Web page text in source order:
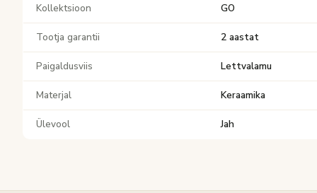
Kollektsioon GO
Tootja garantii 2 aastat
Paigaldusviis Lettvalamu
Materjal Keraamika
Ülevool Jah